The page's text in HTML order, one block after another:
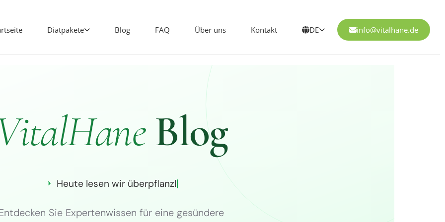
Diätpakete Blog FAQ Über uns Kontakt DE info@vitalhane.de
HaneBlog
Heute lesen wir überKaloriendefizit
Sie Expertenwissen für eine gesündere